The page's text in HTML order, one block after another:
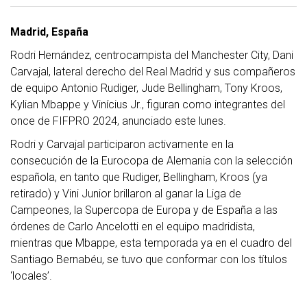
Madrid, España
Rodri Hernández, centrocampista del Manchester City, Dani
Carvajal, lateral derecho del Real Madrid y sus compañeros
de equipo Antonio Rudiger, Jude Bellingham, Tony Kroos,
Kylian Mbappe y Vinícius Jr., figuran como integrantes del
once de FIFPRO 2024, anunciado este lunes.
Rodri y Carvajal participaron activamente en la
consecución de la Eurocopa de Alemania con la selección
española, en tanto que Rudiger, Bellingham, Kroos (ya
retirado) y Vini Junior brillaron al ganar la Liga de
Campeones, la Supercopa de Europa y de España a las
órdenes de Carlo Ancelotti en el equipo madridista,
mientras que Mbappe, esta temporada ya en el cuadro del
Santiago Bernabéu, se tuvo que conformar con los títulos
‘locales’.